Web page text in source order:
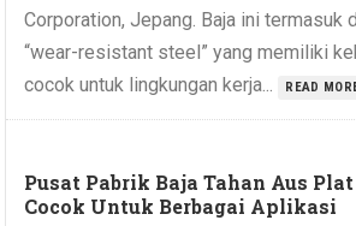
Corporation, Jepang. Baja ini termasuk
“wear-resistant steel” yang memiliki
cocok untuk lingkungan kerja...
READ
Pusat Pabrik Baja Tahan Aus
Cocok Untuk Berbagai Aplikasi